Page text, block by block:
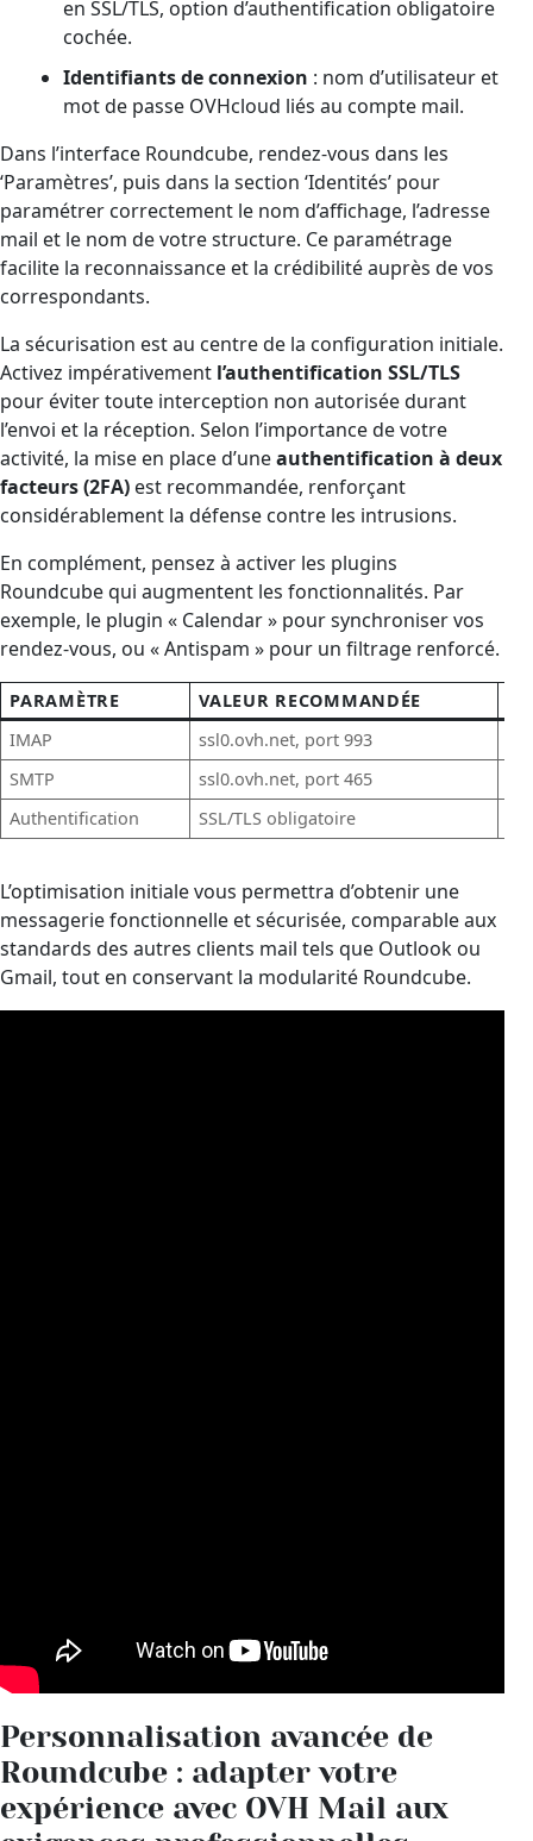
en SSL/TLS, option d’authentification obligatoire
cochée.
Identifiants de connexion : nom d’utilisateur et
mot de passe OVHcloud liés au compte mail.
Dans l’interface Roundcube, rendez-vous dans les
‘Paramètres’, puis dans la section ‘Identités’ pour
paramétrer correctement le nom d’affichage, l’adresse
mail et le nom de votre structure. Ce paramétrage
facilite la reconnaissance et la crédibilité auprès de vos
correspondants.
La sécurisation est au centre de la configuration initiale.
Activez impérativement l’authentification SSL/TLS
pour éviter toute interception non autorisée durant
l’envoi et la réception. Selon l’importance de votre
activité, la mise en place d’uneauthentification à deux
facteurs (2FA) est recommandée, renforçant
considérablement la défense contre les intrusions.
En complément, pensez à activer les plugins
Roundcube qui augmentent les fonctionnalités. Par
exemple, le plugin « Calendar » pour synchroniser vos
rendez-vous, ou « Antispam » pour un filtrage renforcé.
PARAMÈTRE VALEUR RECOMMANDÉE
IMAP
ssl0.ovh.net, port 993
SMTP
ssl0.ovh.net, port 465
Authentification
SSL/TLS obligatoire
L’optimisation initiale vous permettra d’obtenir une
messagerie fonctionnelle et sécurisée, comparable aux
standards des autres clients mail tels que Outlook ou
Gmail, tout en conservant la modularité Roundcube.
Personnalisation avancée de
Roundcube : adapter votre
expérience avec OVH Mail aux